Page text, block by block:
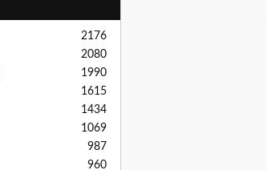
2176
2080
1990
1615
1434
1069
987
960